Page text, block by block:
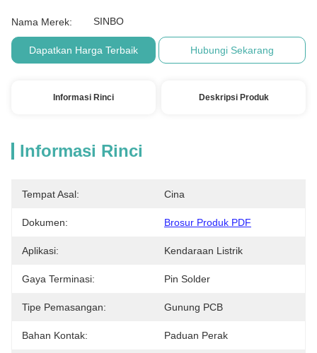
Nama Merek: SINBO
Dapatkan Harga Terbaik Hubungi Sekarang
Informasi Rinci Deskripsi Produk
Informasi Rinci
Tempat Asal: Cina
Dokumen: Brosur Produk PDF
Aplikasi: Kendaraan Listrik
Gaya Terminasi: Pin Solder
Tipe Pemasangan: Gunung PCB
Bahan Kontak: Paduan Perak